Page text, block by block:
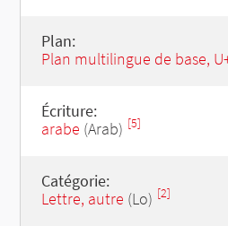
Plan:
Plan multilingue de base,
Écriture:
arabe (Arab) [5]
Catégorie:
Lettre, autre (Lo) [2]